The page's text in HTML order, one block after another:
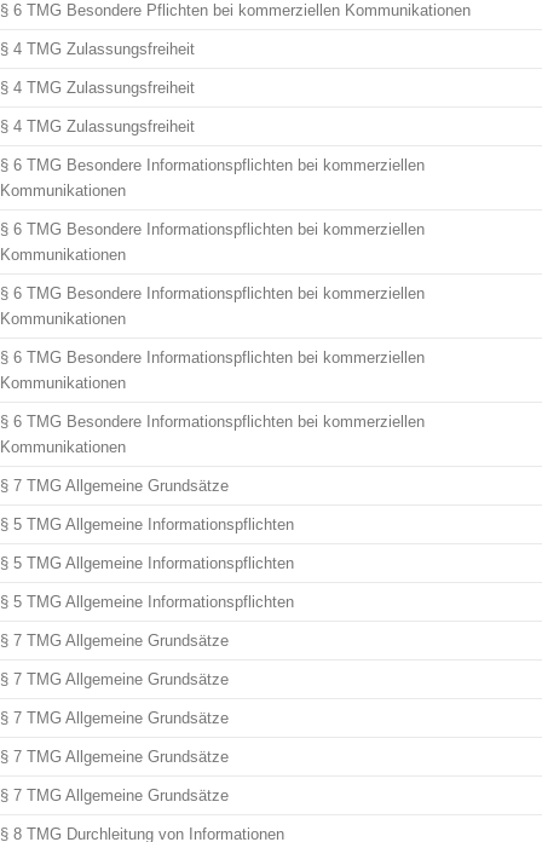
§ 6 TMG Besondere Pflichten bei kommerziellen Kommunikationen
§ 4 TMG Zulassungsfreiheit
§ 4 TMG Zulassungsfreiheit
§ 4 TMG Zulassungsfreiheit
§ 6 TMG Besondere Informationspflichten bei kommerziellen
Kommunikationen
§ 6 TMG Besondere Informationspflichten bei kommerziellen
Kommunikationen
§ 6 TMG Besondere Informationspflichten bei kommerziellen
Kommunikationen
§ 6 TMG Besondere Informationspflichten bei kommerziellen
Kommunikationen
§ 6 TMG Besondere Informationspflichten bei kommerziellen
Kommunikationen
§ 7 TMG Allgemeine Grundsätze
§ 5 TMG Allgemeine Informationspflichten
§ 5 TMG Allgemeine Informationspflichten
§ 5 TMG Allgemeine Informationspflichten
§ 7 TMG Allgemeine Grundsätze
§ 7 TMG Allgemeine Grundsätze
§ 7 TMG Allgemeine Grundsätze
§ 7 TMG Allgemeine Grundsätze
§ 7 TMG Allgemeine Grundsätze
§ 8 TMG Durchleitung von Informationen